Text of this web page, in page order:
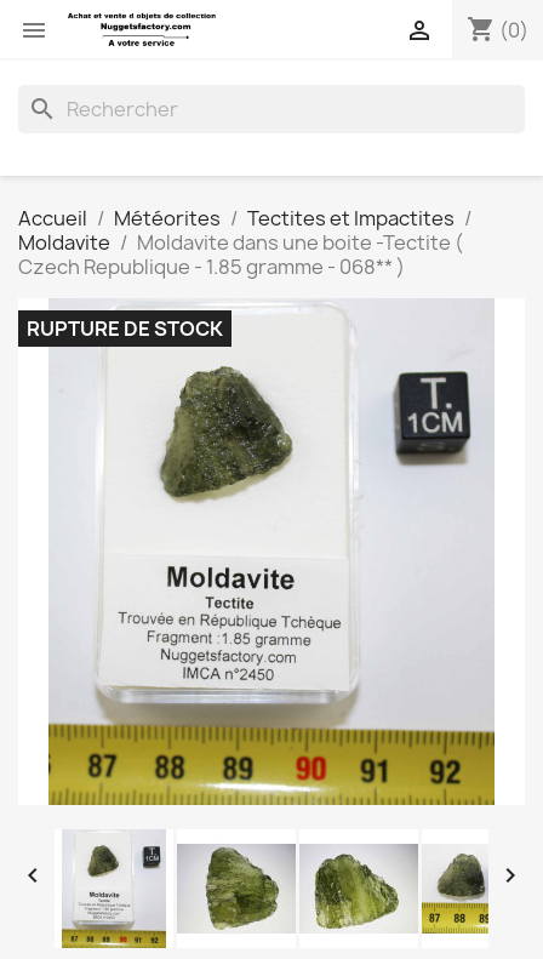
 shopping_cart (0)

search
Accueil Météorites
Tectites et Impactites
Moldavite
Moldavite dans une boite -Tectite (
Czech Republique - 1.85 gramme - 068** )
RUPTURE DE STOCK
 